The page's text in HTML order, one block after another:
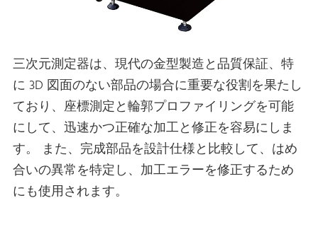
三次元測定器は、現代の金型製造と品質保証、特
に 3D 図面のない部品の場合に重要な役割を果たし
ており、座標測定と輪郭プロファイリングを可能
にして、迅速かつ正確な加工と修正を容易にしま
す。 また、完成部品を設計仕様と比較して、はめ
合いの異常を特定し、加工エラーを修正するため
にも使用されます。